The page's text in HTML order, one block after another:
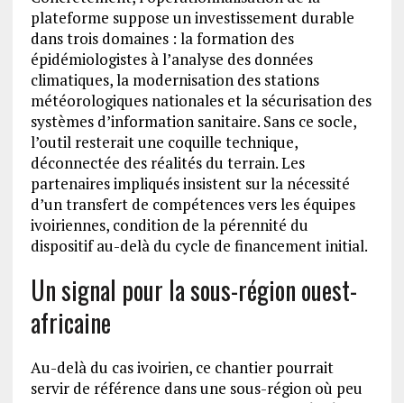
plateforme suppose un investissement durable
dans trois domaines : la formation des
épidémiologistes à l’analyse des données
climatiques, la modernisation des stations
météorologiques nationales et la sécurisation des
systèmes d’information sanitaire. Sans ce socle,
l’outil resterait une coquille technique,
déconnectée des réalités du terrain. Les
partenaires impliqués insistent sur la nécessité
d’un transfert de compétences vers les équipes
ivoiriennes, condition de la pérennité du
dispositif au-delà du cycle de financement initial.
Un signal pour la sous-région ouest-
africaine
Au-delà du cas ivoirien, ce chantier pourrait
servir de référence dans une sous-région où peu